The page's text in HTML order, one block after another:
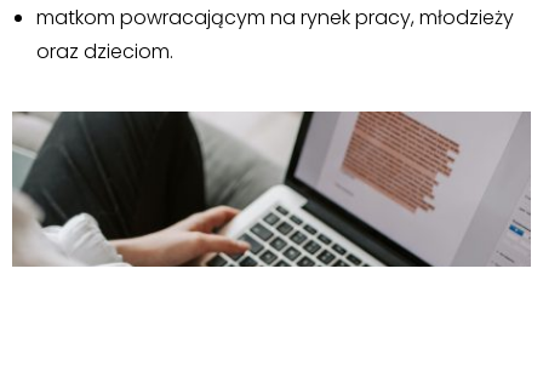
matkom powracającym na rynek pracy, młodzieży
oraz dzieciom.